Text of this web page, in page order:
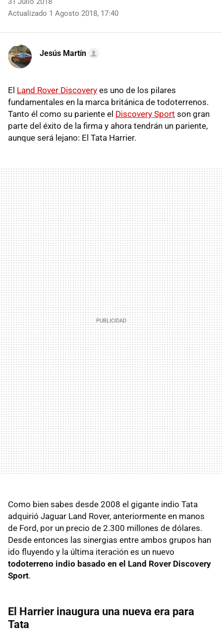
Actualizado 1 Agosto 2018, 17:40
Jesús Martín
El Land Rover Discovery es uno de los pilares
fundamentales en la marca británica de todoterrenos.
Tanto él como su pariente el Discovery Sport son gran
parte del éxito de la firma y ahora tendrán un pariente,
aunque será lejano: El Tata Harrier.
Como bien sabes desde 2008 el gigante indio Tata
adquirió Jaguar Land Rover, anteriormente en manos
de Ford, por un precio de 2.300 millones de dólares.
Desde entonces las sinergias entre ambos grupos han
ido fluyendo y la última iteración es un nuevo
todoterreno indio basado en el Land Rover Discovery
Sport.
El Harrier inaugura una nueva era para
Tata